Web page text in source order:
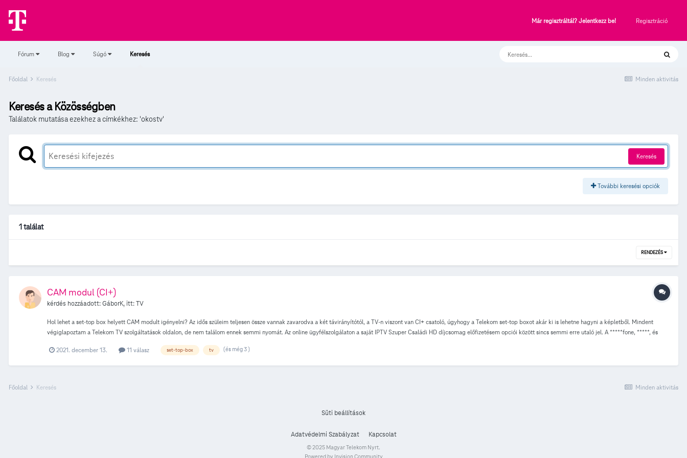
Már regisztráltál? Jelentkezz be! Regisztráció
Fórum Blog Súgó Keresés
Minden aktivitás
Főoldal Keresés
Keresés a Közösségben
Találatok mutatása ezekhez a címkékhez: 'okostv'
Keresés
További keresési opciók
1 találat
RENDEZÉS
CAM modul (CI+)
kérdés hozzáadott:GáborK, itt:TV
Hol lehet a set-top box helyett CAM modult igényelni? Az idős szüleim teljesen össze vannak zavarodva a két távirányítótól, a TV-n viszont van CI+ csatoló, úgyhogy a Telekom set-top boxot akár ki is lehetne hagyni a képletből. Mindent
végiglapoztam a Telekom TV szolgáltatások oldalon, de nem találom ennek semmi nyomát. Az online ügyfélszolgálaton a saját IPTV Szuper Családi HD díjcsomag előfizetésem opciói között sincs semmi erre utaló jel. A *****fone, *****, és
2021. december 13.
11 válasz set-top-box tv (és még 3 )
Minden aktivitás
Főoldal Keresés
Süti beállítások
Adatvédelmi Szabályzat Kapcsolat
© 2025 Magyar Telekom Nyrt.
Powered by Invision Community